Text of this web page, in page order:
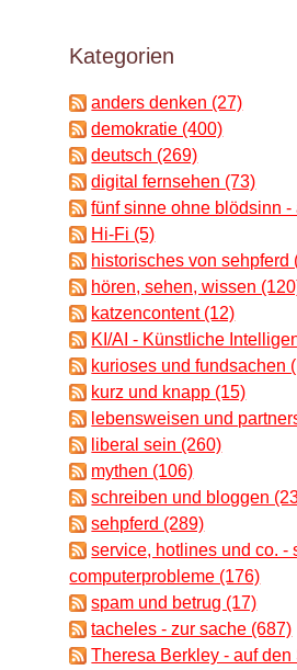
Kategorien
anders denken (27)
demokratie (400)
deutsch (269)
digital fernsehen (73)
fünf sinne ohne blödsinn -
Hi-Fi (5)
historisches von sehpferd
hören, sehen, wissen
katzencontent (12)
KI/AI - Künstliche
kurioses und fundsachen
kurz und knapp (15)
lebensweisen und
liberal sein (260)
mythen (106)
schreiben und bloggen
sehpferd (289)
service, hotlines und co. -
computerprobleme (176)
spam und betrug (17)
tacheles - zur sache (687)
Theresa Berkley - auf